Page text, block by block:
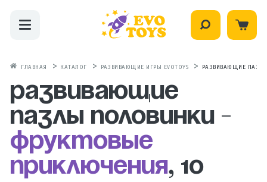
ГЛАВНАЯ КАТАЛОГ РАЗВИВАЮЩИЕ ИГРЫ EVOTOYS РАЗВИВАЮЩИЕ
Развивающие
пазлы половинки -
Фруктовые
приключения, 10